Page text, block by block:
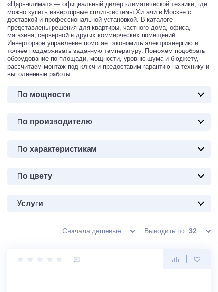
«Царь-климат» — официальный дилер климатической техники, где
можно купить инверторные сплит-системы Хитачи в Москве с
доставкой и профессиональной установкой. В каталоге
представлены решения для квартиры, частного дома, офиса,
магазина, серверной и других коммерческих помещений.
Инверторное управление помогает экономить электроэнергию и
точнее поддерживать заданную температуру. Поможем подобрать
оборудование по площади, мощности, уровню шума и бюджету,
рассчитаем монтаж под ключ и предоставим гарантию на технику и
выполненные работы.
По мощности
По производителю
По характеристикам
По цвету
Услуги
Сначала дешевые Выводить по: 32